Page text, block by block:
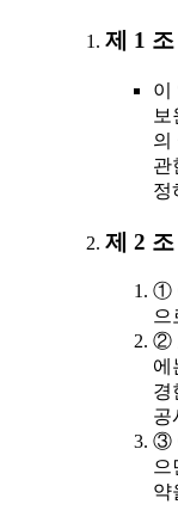
제 1
이
의
관
정
제 2
①
으
②
에
경
공
③
으
약